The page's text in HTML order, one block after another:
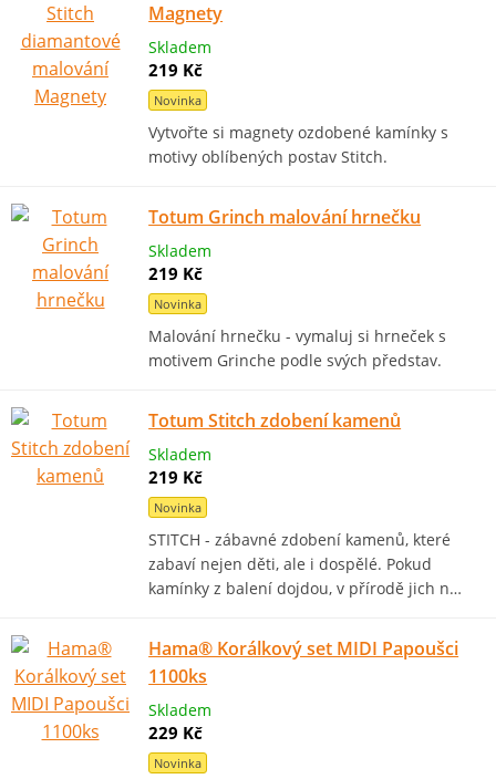
Magnety
Skladem
219 Kč
Novinka
Vytvořte si magnety ozdobené kamínky s
motivy oblíbených postav Stitch.
Totum Grinch malování hrnečku
Skladem
219 Kč
Novinka
Malování hrnečku - vymaluj si hrneček s
motivem Grinche podle svých představ.
Totum Stitch zdobení kamenů
Skladem
219 Kč
Novinka
STITCH - zábavné zdobení kamenů, které
zabaví nejen děti, ale i dospělé. Pokud
kamínky z balení dojdou, v přírodě jich n…
Hama® Korálkový set MIDI Papoušci
1100ks
Skladem
229 Kč
Novinka